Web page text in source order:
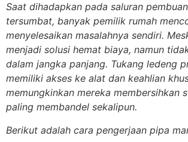
Saat dihadapkan pada saluran
tersumbat, banyak pemilik rumah
menyelesaikan masalahnya sendiri.
menjadi solusi hemat biaya, namun
dalam jangka panjang. Tukang ledeng
memiliki akses ke alat dan keahlian
memungkinkan mereka membersihkan
paling membandel sekalipun.
Berikut adalah cara pengerjaan pipa